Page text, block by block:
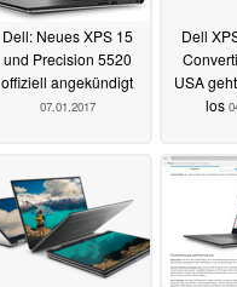
Dell: Neues XPS 15
und Precision 5520
offiziell angekündigt
07.01.2017
Dell
USA
los